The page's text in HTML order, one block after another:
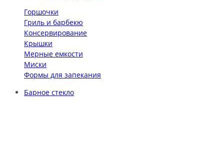
Горшочки
Гриль и барбекю
Консервирование
Крышки
Мерные емкости
Миски
Формы для запекания
Барное стекло